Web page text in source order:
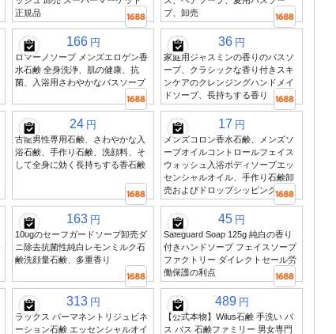
正規品
プ、卸売
166 円
ロマーノソープ メンズエロゲン香
水石鹸 全身洗浄、肌の健康、抗
菌、入浴用さわやかなバスソープ
36 円
家庭用ジャスミンの香りのバスソ
ープ、クラシックな香り付きスキ
ンケアのクレンジングハンドメイ
ドソープ、長持ちする香り
24 円
古龍男性専用石鹸、さわやかな入
浴石鹸、手作り石鹸、洗顔料、そ
して全身に効く長持ちする香石鹸
17 円
メンズコロン香水石鹸、メンズソ
ープオイルコントロールフェイス
ウォッシュ入浴ボディソープエッ
センシャルオイル、手作り石鹸卸
売およびドロップシッピング
163 円
100gのセーフガードソープ卸売ダ
ニ除去抗菌性純白レモンミルク石
鹸洗顔量石鹸、多重香り
45 円
Safeguard Soap 125g 純白の香り
付きハンドソープ フェイスソープ
ファクトリー ダイレクトセール労
働保護の利点
313 円
ラックス パーマネントリジュビネ
ーション石鹸 エッセンシャルオイ
489 円
【公式本物】Wilus石鹸 手洗い バ
ス バス 石鹸ファミリー 男女専門